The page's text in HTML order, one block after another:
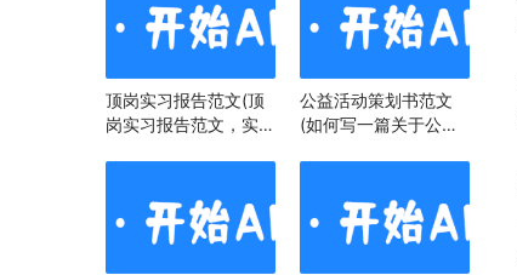
顶岗实习报告范文(顶
岗实习报告范文，实习
公益活动策划书范文
(如何写一篇关于公益